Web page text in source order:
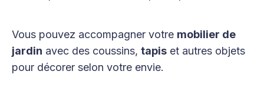
Vous pouvez accompagner votre mobilier de
jardin avec des coussins, tapis et autres objets
pour décorer selon votre envie.